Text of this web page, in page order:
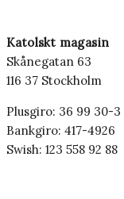
Katolskt magasin
Skånegatan 63
116 37 Stockholm
Plusgiro: 36 99 30-3
Bankgiro: 417-4926
Swish: 123 558 92 88